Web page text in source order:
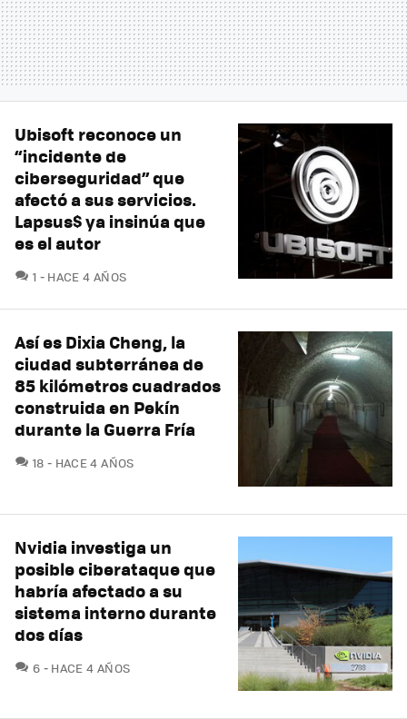
Ubisoft reconoce un
“incidente de
ciberseguridad” que
afectó a sus servicios.
Lapsus$ ya insinúa que
es el autor
1 COMENTARIOS
HACE 4 AÑOS
Así es Dixia Cheng, la
ciudad subterránea de
85 kilómetros cuadrados
construida en Pekín
durante la Guerra Fría
18 COMENTARIOS
HACE 4 AÑOS
Nvidia investiga un
posible ciberataque que
habría afectado a su
sistema interno durante
dos días
6 COMENTARIOS
HACE 4 AÑOS